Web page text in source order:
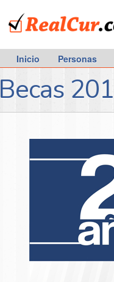
RealCur.com
Inicio Personas
Becas